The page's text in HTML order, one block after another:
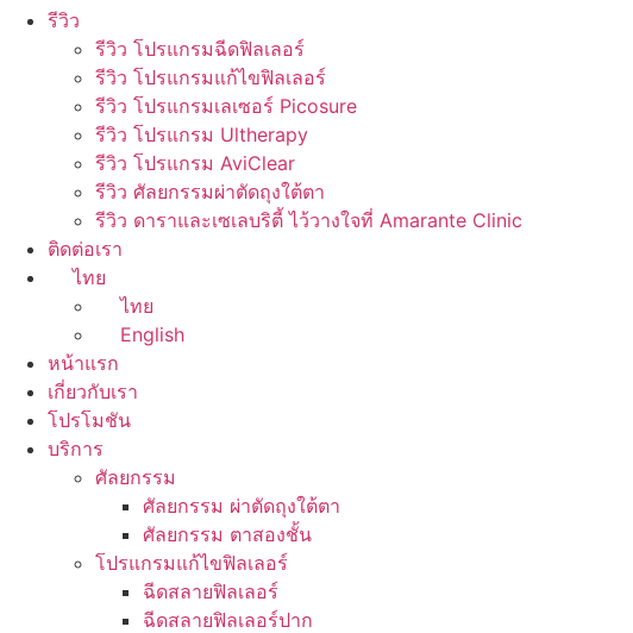
รีวิว
รีวิว โปรแกรมฉีดฟิลเลอร์
รีวิว โปรแกรมแก้ไขฟิลเลอร์
รีวิว โปรแกรมเลเซอร์ Picosure
รีวิว โปรแกรม Ultherapy
รีวิว โปรแกรม AviClear
รีวิว ศัลยกรรมผ่าตัดถุงใต้ตา
รีวิว ดาราและเซเลบริตี้ ไว้วางใจที่ Amarante Clinic
ติดต่อเรา
ไทย
ไทย
English
หน้าแรก
เกี่ยวกับเรา
โปรโมชัน
บริการ
ศัลยกรรม
ศัลยกรรม ผ่าตัดถุงใต้ตา
ศัลยกรรม ตาสองชั้น
โปรแกรมแก้ไขฟิลเลอร์
ฉีดสลายฟิลเลอร์
ฉีดสลายฟิลเลอร์ปาก